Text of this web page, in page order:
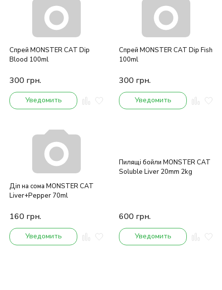
Спрей MONSTER CAT Dip
Blood 100ml
300 грн.
Уведомить
Спрей MONSTER CAT Dip Fish
100ml
300 грн.
Уведомить
Діп на сома MONSTER CAT
Liver+Pepper 70ml
160 грн.
Уведомить
Пилящі бойли MONSTER CAT
Soluble Liver 20mm 2kg
600 грн.
Уведомить